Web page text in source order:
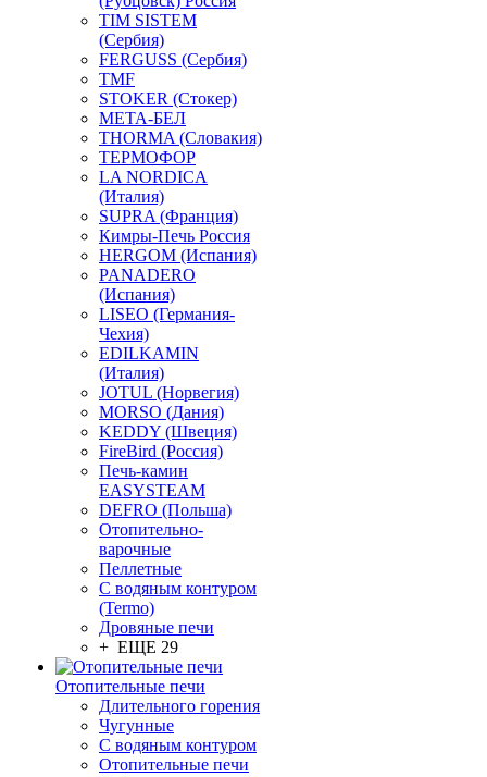
TIM SISTEM
(Сербия)
FERGUSS (Сербия)
TMF
STOKER (Стокер)
МЕТА-БЕЛ
THORMA (Словакия)
ТЕРМОФОР
LA NORDICA
(Италия)
SUPRA (Франция)
Кимры-Печь Россия
HERGOM (Испания)
PANADERO
(Испания)
LISEO (Германия-
Чехия)
EDILKAMIN
(Италия)
JOTUL (Норвегия)
MORSO (Дания)
KEDDY (Швеция)
FireBird (Россия)
Печь-камин
EASYSTEAM
DEFRO (Польша)
Отопительно-
варочные
Пеллетные
С водяным контуром
(Termo)
Дровяные печи
+ ЕЩЕ 29
Отопительные печи
Длительного горения
Чугунные
C водяным контуром
Отопительные печи